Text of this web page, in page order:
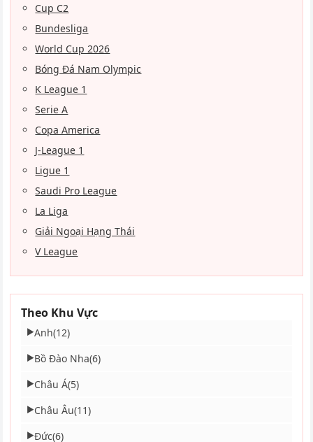
Cup C2
Bundesliga
World Cup 2026
Bóng Đá Nam Olympic
K League 1
Serie A
Copa America
J-League 1
Ligue 1
Saudi Pro League
La Liga
Giải Ngoại Hạng Thái
V League
Theo Khu Vực
▶Anh(12)
▶Bồ Đào Nha(6)
▶Châu Á(5)
▶Châu Âu(11)
▶Đức(6)